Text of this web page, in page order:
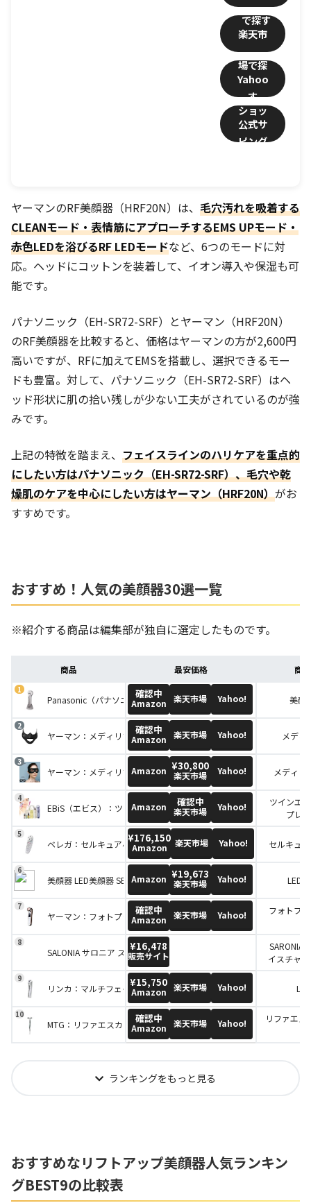
楽天市
場
Yahoo
ショッ
ピング
公式サ
見る
ヤーマンのRF美顔器（HRF20N）は、 毛穴汚れを吸着する
CLEANモード・表情筋にアプローチするEMS UPモード・
赤色LEDを浴びるRF LEDモードなど、6つのモードに対
応。ヘッドにコットンを装着して、イオン導入や保湿も可
能です。
パナソニック（EH-SR72-SRF）とヤーマン（HRF20N）
のRF美顔器を比較すると、価格はヤーマンの方が2,600円
高いですが、RFに加えてEMSを搭載し、選択できるモー
ドも豊富。対して、パナソニック（EH-SR72-SRF）はヘ
ッド形状に肌の拾い残しが少ない工夫がされているのが強
みです。
上記の特徴を踏まえ、 フェイスラインのハリケアを重点的
にしたい方はパナソニック（EH-SR72-SRF）、毛穴や乾
燥肌のケアを中心にしたい方はヤーマン（HRF20N）がお
すすめです。
おすすめ！人気の美顔器30選一覧
※紹介する商品は編集部が独自に選定したものです。
商品 最安価格 商
Panasonic（パナソニック）：RF美容器 EH-SR72-S
確認中
Amazon 楽天市場 Yahoo! 美顔
ヤーマン：メディリフト確認中
Amazon 楽天市場 Yahoo! メディ
ヤーマン：メディリフト アイ
Amazon ¥30,800
楽天市場 Yahoo! メディリ
EBiS（エビス）：ツインエレナイザー プレミアム
Amazon 確認中
楽天市場 Yahoo!
ツインエ
プレ
ベレガ：セルキュア4Tプラス
¥176,150
Amazon 楽天市場 Yahoo! セルキュ
美顔器 LED美顔器 SENSIA センシア
Amazon ¥19,673
楽天市場 Yahoo! LED
ヤーマン：フォトプラス EX eye pro
確認中
Amazon 楽天市場 Yahoo!
フォトプ
SALONIA サロニア スマートモイスチャーデバイスセット 美顔器 美容
¥16,478
販売サイト
SARONIA
イスチャ
リンカ：マルチフェイシャルトリートメント
¥15,750
Amazon 楽天市場 Yahoo!
MTG：リファエスカラットレイ
確認中
Amazon 楽天市場 Yahoo!
リファエス
ランキングをもっと見る
おすすめなリフトアップ美顔器人気ランキン
グBEST9の比較表